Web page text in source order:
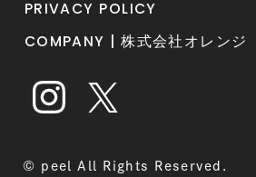
PRIVACY POLICY
COMPANY | 株式会社オレンジ
© peel All Rights Reserved.